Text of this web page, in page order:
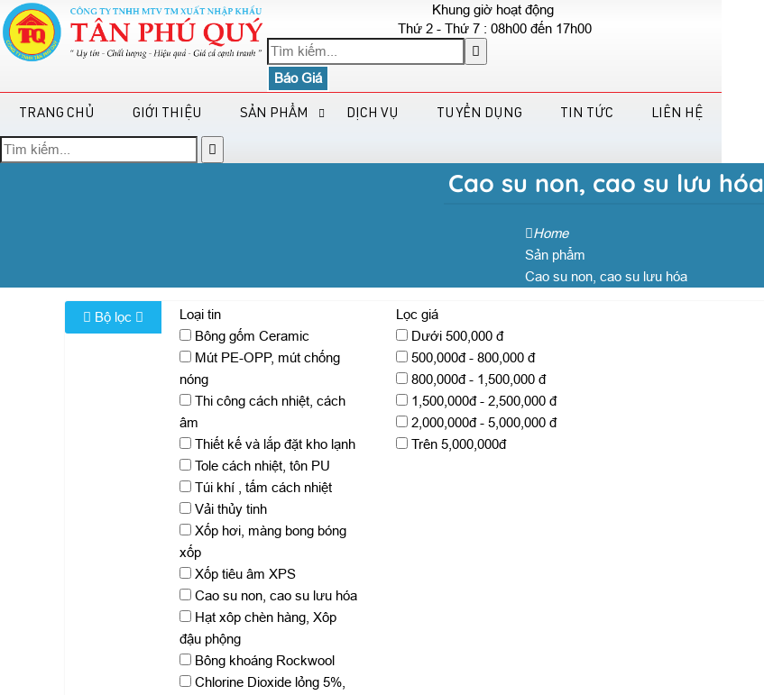
Khung giờ hoạt động
Thứ 2 - Thứ 7 : 08h00 đến 17h00
Báo Giá
TRANG CHỦ GIỚI THIỆU SẢN PHẨM DỊCH VỤ TUYỂN DỤNG TIN TỨC LIÊN HỆ
Cao su non, cao su lưu hóa
Home
Sản phẩm
Cao su non, cao su lưu hóa
Bộ lọc
Loại tin
Bông gốm Ceramic
Mút PE-OPP, mút chống
nóng
Thi công cách nhiệt, cách
âm
Thiết kế và lắp đặt kho lạnh
Tole cách nhiệt, tôn PU
Túi khí , tấm cách nhiệt
Vải thủy tinh
Xốp hơi, màng bong bóng
xốp
Xốp tiêu âm XPS
Cao su non, cao su lưu hóa
Hạt xôp chèn hàng, Xôp
đậu phộng
Bông khoáng Rockwool
Chlorine Dioxide lỏng 5%,
Lọc giá
Dưới 500,000 đ
500,000đ - 800,000 đ
800,000đ - 1,500,000 đ
1,500,000đ - 2,500,000 đ
2,000,000đ - 5,000,000 đ
Trên 5,000,000đ